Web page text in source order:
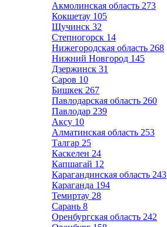
Акмолинская область 273
Кокшетау 105
Щучинск 32
Степногорск 14
Нижегородская область 268
Нижний Новгород 145
Дзержинск 31
Саров 10
Бишкек 267
Павлодарская область 260
Павлодар 239
Аксу 10
Алматинская область 253
Талгар 25
Каскелен 24
Капшагай 12
Карагандинская область 243
Караганда 194
Темиртау 28
Сарань 8
Оренбургская область 242